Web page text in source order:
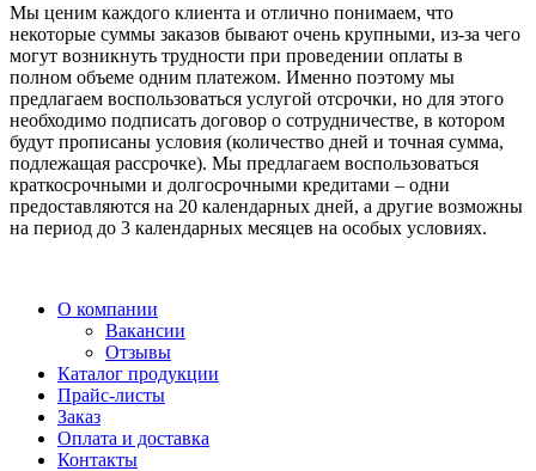
Мы ценим каждого клиента и отлично понимаем, что
некоторые суммы заказов бывают очень крупными, из-за чего
могут возникнуть трудности при проведении оплаты в
полном объеме одним платежом. Именно поэтому мы
предлагаем воспользоваться услугой отсрочки, но для этого
необходимо подписать договор о сотрудничестве, в котором
будут прописаны условия (количество дней и точная сумма,
подлежащая рассрочке). Мы предлагаем воспользоваться
краткосрочными и долгосрочными кредитами – одни
предоставляются на 20 календарных дней, а другие возможны
на период до 3 календарных месяцев на особых условиях.
О компании
Вакансии
Отзывы
Каталог продукции
Прайс-листы
Заказ
Оплата и доставка
Контакты